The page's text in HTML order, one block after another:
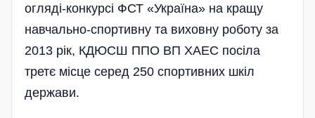
огляді-конкурсі ФСТ «Україна» на кращу
навчально-спортивну та виховну роботу за
2013 рік, КДЮСШ ППО ВП ХАЕС посіла
третє місце серед 250 спортивних шкіл
держави.